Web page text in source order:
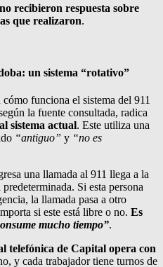
recibieron respuesta sobre
que realizaron.
un sistema “rotativo”
funciona el sistema del 911
la fuente consultada, radica
sistema actual. Este utiliza una
“antiguo” y “no es
una llamada al 911 llega a la
Si esta persona
la llamada pasa a otro
si este está libre o no. Es
mucho tiempo”.
telefónica de Capital opera con
y cada trabajador tiene turnos de